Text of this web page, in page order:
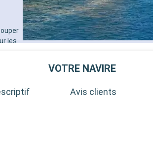
les
VOTRE NAVIRE
Avis clients